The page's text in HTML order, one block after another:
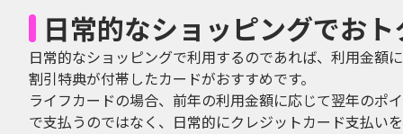
日常的なショッピングでお
日常的なショッピングで利用するのであれば、利用金額
割引特典が付帯したカードがおすすめです。
ライフカードの場合、前年の利用金額に応じて翌年のポ
で支払うのではなく、日常的にクレジットカード支払い